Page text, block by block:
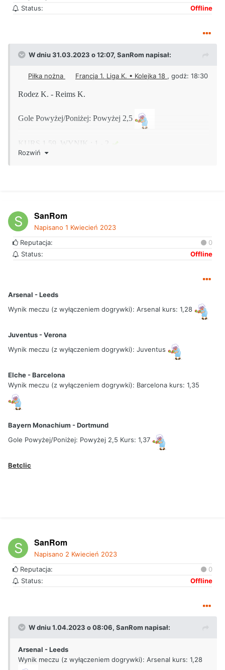
Status:
Offline
W dniu 31.03.2023 o 12:07, SanRom napisał:
Piłka nożna Francja 1. Liga K. • Kolejka 18 , godż: 18:30
Rodez K. - Reims K.
Gole Powyżej/Poniżej: Powyżej 2,5
KURS 1,59 WYNIK : 1 - 2
Bayreuth - Meppen
Gole Powyżej/Poniżej: Powyżej 2,5
Rozwiń
SanRom
Napisano 1 Kwiecień 2023
Reputacja:
0
Status:
Offline
Arsenal - Leeds
Wynik meczu (z wyłączeniem dogrywki): Arsenal kurs: 1,28
Juventus - Verona
Wynik meczu (z wyłączeniem dogrywki): Juventus
Elche - Barcelona
Wynik meczu (z wyłączeniem dogrywki): Barcelona kurs: 1,35
Bayern Monachium - Dortmund
Gole Powyżej/Poniżej: Powyżej 2,5 Kurs: 1,37
Betclic
SanRom
Napisano 2 Kwiecień 2023
Reputacja:
0
Status:
Offline
W dniu 1.04.2023 o 08:06, SanRom napisał:
Arsenal - Leeds
Wynik meczu (z wyłączeniem dogrywki): Arsenal kurs: 1,28